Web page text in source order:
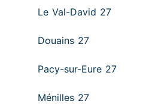
Le Val-David 27
Douains 27
Pacy-sur-Eure 27
Ménilles 27